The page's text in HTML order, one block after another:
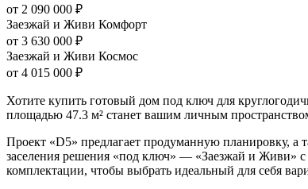
от 2 090 000 ₽
Заезжай и Живи Комфорт
от 3 630 000 ₽
Заезжай и Живи Космос
от 4 015 000 ₽
Хотите купить готовый дом под ключ для
площадью 47.3 м² станет вашим личным
Проект «D5» предлагает продуманную планировку, а
заселения решения «под ключ» — «Заезжай и Живи» с
комплектации, чтобы выбрать идеальный для себя